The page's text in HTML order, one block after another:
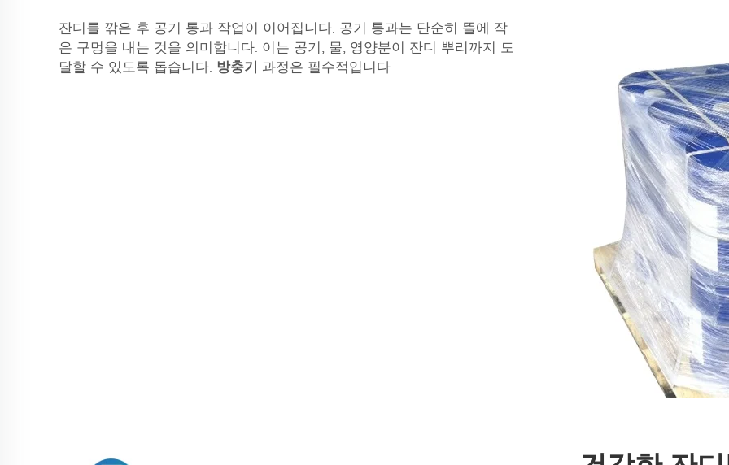
잔디를 깎은 후 공기 통과 작업이 이어집니다. 공기 통과는 단순히 뜰에 작
은 구멍을 내는 것을 의미합니다. 이는 공기, 물, 영양분이 잔디 뿌리까지 도
달할 수 있도록 돕습니다. 방충기 과정은 필수적입니다